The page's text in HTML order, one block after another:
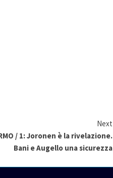
Next
/ 1: Joronen è la rivelazione.
Bani e Augello una sicurezza